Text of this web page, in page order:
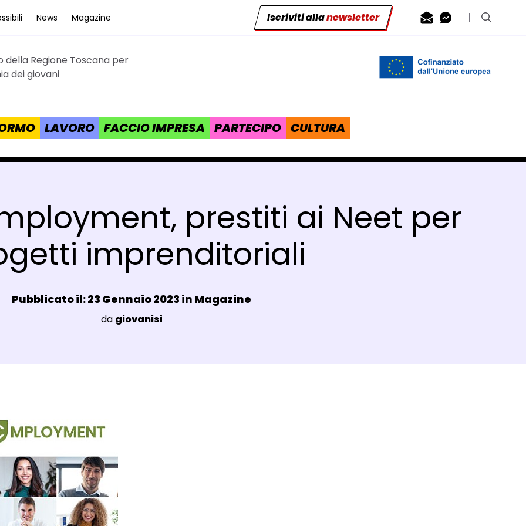
News Magazine Iscriviti allanewsletter Contattaci via
Contattaci
Cerca
della Regione Toscana per
dei giovani
LAVORO FACCIO IMPRESA PARTECIPO CULTURA
prestiti ai Neet per
imprenditoriali
Data e ora:
Pubblicato il: 23 Gennaio 2023 in Magazine
Luogo:
da giovanisì
Post Magazine